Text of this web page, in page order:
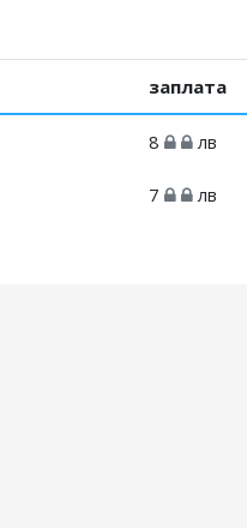
заплата
8 лв
7 лв